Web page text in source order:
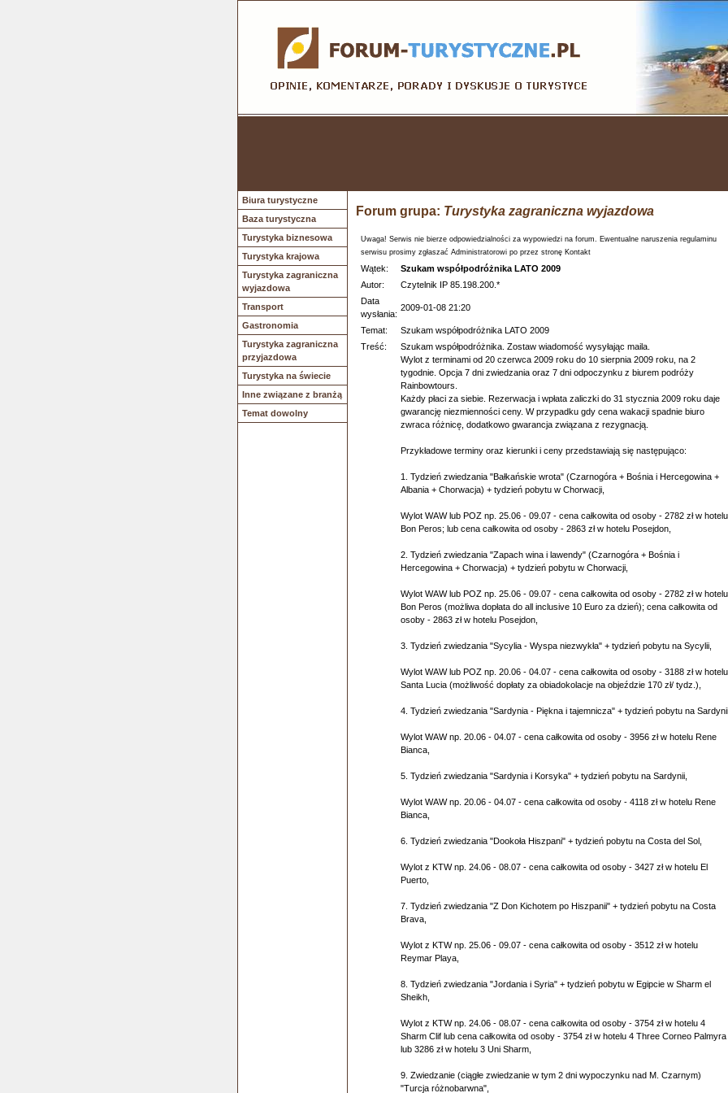
Biura turystyczne
Baza turystyczna
Turystyka biznesowa
Turystyka krajowa
Turystyka zagraniczna
wyjazdowa
Transport
Gastronomia
Turystyka zagraniczna
przyjazdowa
Turystyka na świecie
Inne związane z branżą
Temat dowolny
Forum grupa: Turystyka zagraniczna wyjazdowa
Uwaga! Serwis nie bierze odpowiedzialności za wypowiedzi na forum. Ewentualne naruszenia regulaminu
serwisu prosimy zgłaszać Administratorowi po przez stronę Kontakt
Wątek:
Szukam współpodróżnika LATO 2009
Autor:
Czytelnik IP 85.198.200.*
Data
wysłania:
2009-01-08 21:20
Temat:
Szukam współpodróżnika LATO 2009
Treść:
Szukam współpodróżnika. Zostaw wiadomość wysyłając maila.
Wylot z terminami od 20 czerwca 2009 roku do 10 sierpnia 2009 roku, na 2
tygodnie. Opcja 7 dni zwiedzania oraz 7 dni odpoczynku z biurem podróży
Rainbowtours.
Każdy płaci za siebie. Rezerwacja i wpłata zaliczki do 31 stycznia 2009 roku daje
gwarancję niezmienności ceny. W przypadku gdy cena wakacji spadnie biuro
zwraca różnicę, dodatkowo gwarancja związana z rezygnacją.
Przykładowe terminy oraz kierunki i ceny przedstawiają się następująco:
1. Tydzień zwiedzania "Bałkańskie wrota" (Czarnogóra + Bośnia i Hercegowina +
Albania + Chorwacja) + tydzień pobytu w Chorwacji,
Wylot WAW lub POZ np. 25.06 - 09.07 - cena całkowita od osoby - 2782 zł w hotelu
Bon Peros; lub cena całkowita od osoby - 2863 zł w hotelu Posejdon,
2. Tydzień zwiedzania "Zapach wina i lawendy" (Czarnogóra + Bośnia i
Hercegowina + Chorwacja) + tydzień pobytu w Chorwacji,
Wylot WAW lub POZ np. 25.06 - 09.07 - cena całkowita od osoby - 2782 zł w hotelu
Bon Peros (możliwa dopłata do all inclusive 10 Euro za dzień); cena całkowita od
osoby - 2863 zł w hotelu Posejdon,
3. Tydzień zwiedzania "Sycylia - Wyspa niezwykła" + tydzień pobytu na Sycylii,
Wylot WAW lub POZ np. 20.06 - 04.07 - cena całkowita od osoby - 3188 zł w hotelu
Santa Lucia (możliwość dopłaty za obiadokolacje na objeździe 170 zł/ tydz.),
4. Tydzień zwiedzania "Sardynia - Piękna i tajemnicza" + tydzień pobytu na
Wylot WAW np. 20.06 - 04.07 - cena całkowita od osoby - 3956 zł w hotelu Rene
Bianca,
5. Tydzień zwiedzania "Sardynia i Korsyka" + tydzień pobytu na Sardynii,
Wylot WAW np. 20.06 - 04.07 - cena całkowita od osoby - 4118 zł w hotelu Rene
Bianca,
6. Tydzień zwiedzania "Dookoła Hiszpani" + tydzień pobytu na Costa del Sol,
Wylot z KTW np. 24.06 - 08.07 - cena całkowita od osoby - 3427 zł w hotelu El
Puerto,
7. Tydzień zwiedzania "Z Don Kichotem po Hiszpanii" + tydzień pobytu na Costa
Brava,
Wylot z KTW np. 25.06 - 09.07 - cena całkowita od osoby - 3512 zł w hotelu
Reymar Playa,
8. Tydzień zwiedzania "Jordania i Syria" + tydzień pobytu w Egipcie w Sharm el
Sheikh,
Wylot z KTW np. 24.06 - 08.07 - cena całkowita od osoby - 3754 zł w hotelu 4
Sharm Clif lub cena całkowita od osoby - 3754 zł w hotelu 4 Three Corneo Palmyra
lub 3286 zł w hotelu 3 Uni Sharm,
9. Zwiedzanie (ciągłe zwiedzanie w tym 2 dni wypoczynku nad M. Czarnym)
"Turcja różnobarwna",